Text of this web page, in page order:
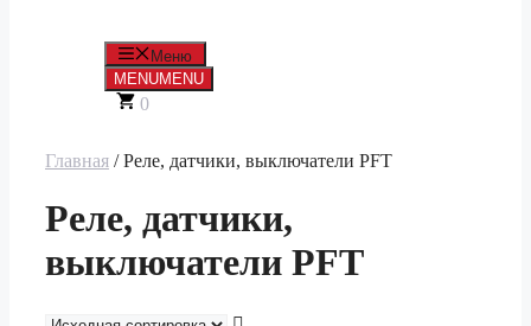
Меню
MENUMENU
0
Главная / Реле, датчики, выключатели PFT
Реле, датчики,
выключатели PFT